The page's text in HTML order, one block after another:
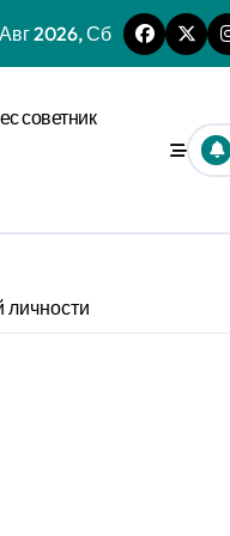
Авг 2026, Сб
советник